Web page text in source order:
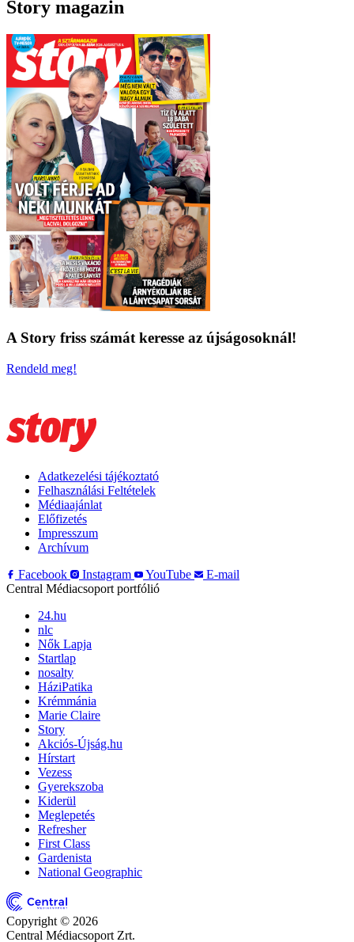
Story magazin
A Story friss számát keresse az újságosoknál!
Rendeld meg!
Adatkezelési tájékoztató
Felhasználási Feltételek
Médiaajánlat
Előfizetés
Impresszum
Archívum
Facebook
Instagram YouTube
E-mail
Central Médiacsoport portfólió
24.hu
nlc
Nők Lapja
Startlap
nosalty
HáziPatika
Krémmánia
Marie Claire
Story
Akciós-Újság.hu
Hírstart
Vezess
Gyerekszoba
Kiderül
Meglepetés
Refresher
First Class
Gardenista
National Geographic
Copyright © 2026
Central Médiacsoport Zrt.